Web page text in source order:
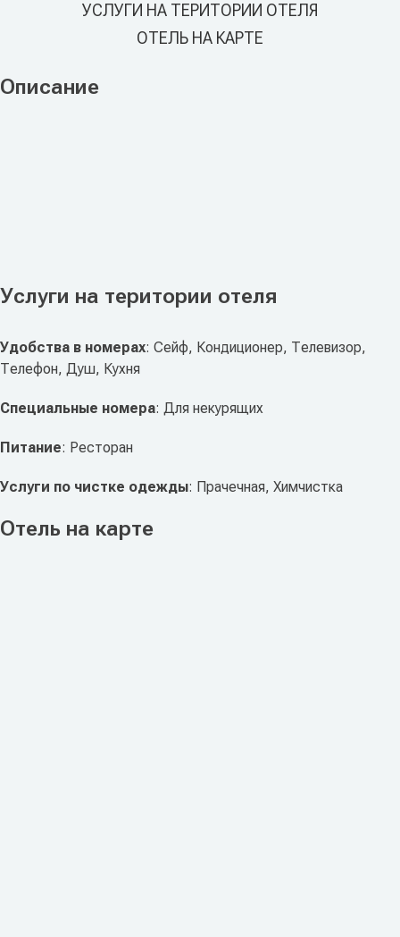
УСЛУГИ НА ТЕРИТОРИИ ОТЕЛЯ
ОТЕЛЬ НА КАРТЕ
Описание
Услуги на територии отеля
Удобства в номерах: Сейф, Кондиционер, Телевизор,
Телефон, Душ, Кухня
Специальные номера: Для некурящих
Питание: Ресторан
Услуги по чистке одежды: Прачечная, Химчистка
Отель на карте